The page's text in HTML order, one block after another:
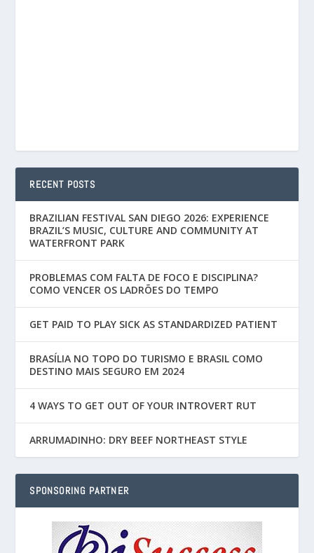
RECENT POSTS
BRAZILIAN FESTIVAL SAN DIEGO 2026: EXPERIENCE
BRAZIL’S MUSIC, CULTURE AND COMMUNITY AT
WATERFRONT PARK
PROBLEMAS COM FALTA DE FOCO E DISCIPLINA?
COMO VENCER OS LADRÕES DO TEMPO
GET PAID TO PLAY SICK AS STANDARDIZED PATIENT
BRASÍLIA NO TOPO DO TURISMO E BRASIL COMO
DESTINO MAIS SEGURO EM 2024
4 WAYS TO GET OUT OF YOUR INTROVERT RUT
ARRUMADINHO: DRY BEEF NORTHEAST STYLE
SPONSORING PARTNER